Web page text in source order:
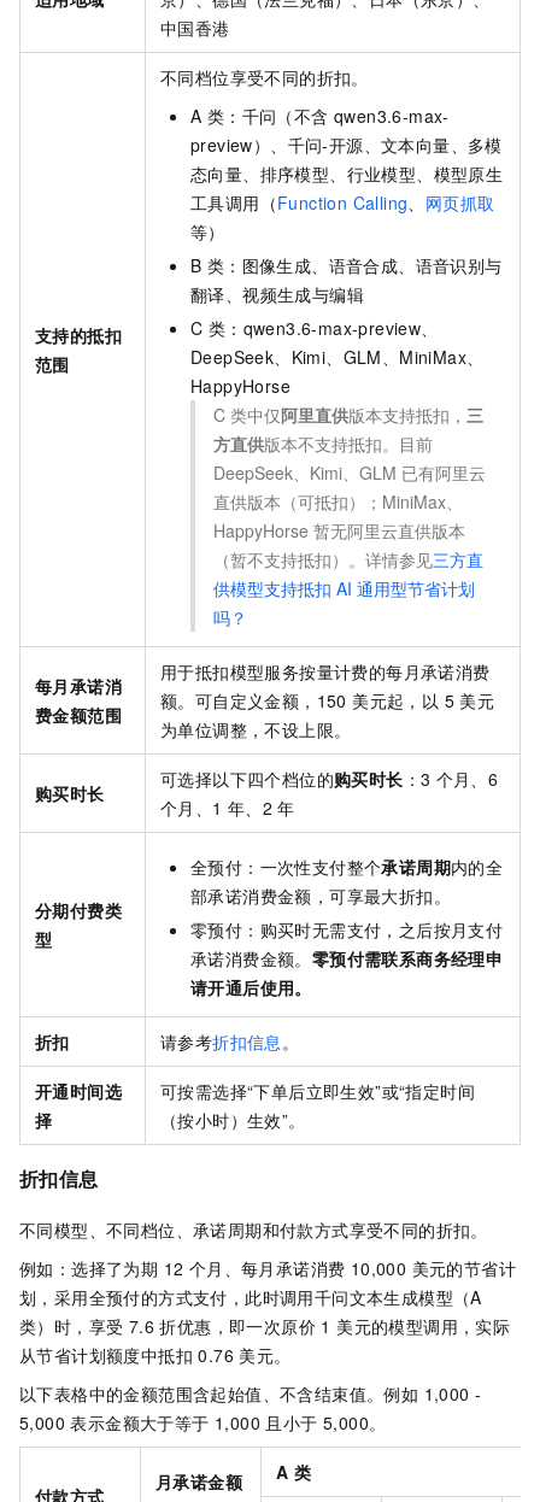
中国香港
支持的抵扣
范围
不同档位享受不同的折扣。
A 类：千问（不含 qwen3.6-max-
preview）、千问-开源、文本向量、多模
态向量、排序模型、行业模型、模型原生
工具调用（Function Calling、 网页抓取
等）
B 类：图像生成、语音合成、语音识别与
翻译、视频生成与编辑
C 类：qwen3.6-max-preview、
DeepSeek、Kimi、GLM、MiniMax、
HappyHorse
C 类中仅阿里直供版本支持抵扣， 三
方直供版本不支持抵扣。目前
DeepSeek、Kimi、GLM 已有阿里云
直供版本（可抵扣）；MiniMax、
HappyHorse 暂无阿里云直供版本
（暂不支持抵扣）。详情参见三方直
供模型支持抵扣 AI 通用型节省计划
吗？
每月承诺消
费金额范围
用于抵扣模型服务按量计费的每月承诺消费
额。可自定义金额，150 美元起，以 5 美元
为单位调整，不设上限。
购买时长
可选择以下四个档位的购买时长 ：3 个月、6
个月、1 年、2 年
分期付费类
型
全预付：一次性支付整个承诺周期内的全
部承诺消费金额，可享最大折扣。
零预付：购买时无需支付，之后按月支付
承诺消费金额。 零预付需联系商务经理申
请开通后使用。
折扣 请参考折扣信息。
开通时间选
择
可按需选择“下单后立即生效”或“指定时间
（按小时）生效”。
折扣信息
不同模型、不同档位、承诺周期和付款方式享受不同的折扣。
例如：选择了为期 12 个月、每月承诺消费 10,000 美元的节省计
划，采用全预付的方式支付，此时调用千问文本生成模型（A
类）时，享受 7.6 折优惠，即一次原价 1 美元的模型调用，实际
从节省计划额度中抵扣 0.76 美元。
以下表格中的金额范围含起始值、不含结束值。例如 1,000 -
5,000 表示金额大于等于 1,000 且小于 5,000。
付款方式
月承诺金额
A 类